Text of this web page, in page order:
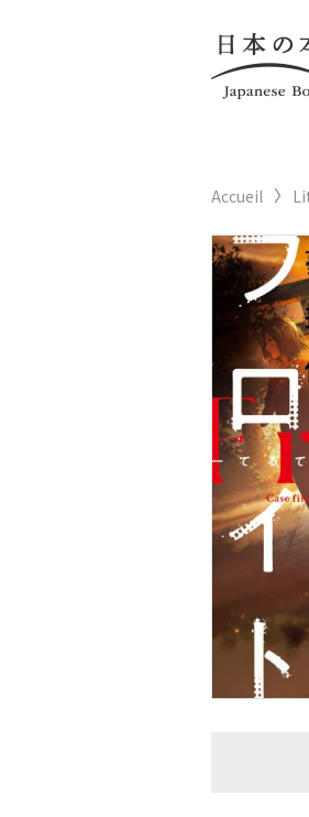
Accueil